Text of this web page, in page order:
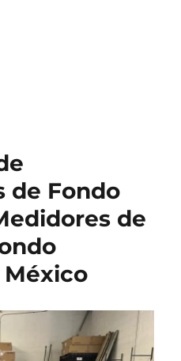
la campaña para la
de Fondo
de